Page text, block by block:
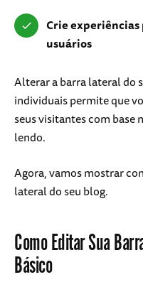
Crie experiências
usuários
Alterar a barra lateral do
individuais permite que
seus visitantes com base
lendo.
Agora, vamos mostrar
lateral do seu blog.
Como Editar Sua
Básico